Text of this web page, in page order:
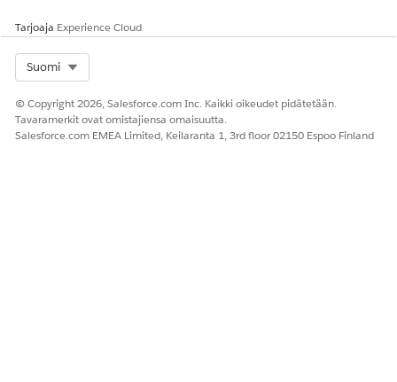
Tarjoaja Experience Cloud
Suomi
© Copyright 2026, Salesforce.com Inc. Kaikki oikeudet pidätetään.
Tavaramerkit ovat omistajiensa omaisuutta.
Salesforce.com EMEA Limited, Keilaranta 1, 3rd floor 02150 Espoo Finland